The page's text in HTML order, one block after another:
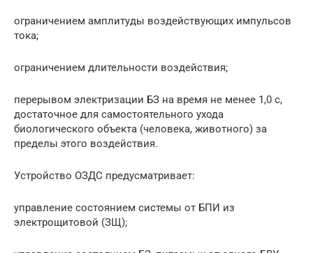
ограничением амплитуды воздействующих импульсов
тока;
ограничением длительности воздействия;
перерывом электризации БЗ на время не менее 1,0 с,
достаточное для самостоятельного ухода
биологического объекта (человека, животного) за
пределы этого воздействия.
Устройство ОЗДС предусматривает:
управление состоянием системы от БПИ из
электрощитовой (ЗЩ);